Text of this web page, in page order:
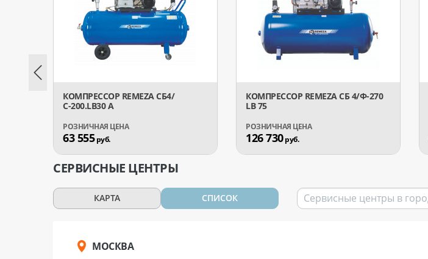
КОМПРЕССОР REMEZA СБ4/
С-200.LB30 А
63 555руб.
КОМПРЕССОР REMEZA СБ 4/Ф-270
LB 75
126 730руб.
СЕРВИСНЫЕ ЦЕНТРЫ
КАРТА СПИСОК
МОСКВА